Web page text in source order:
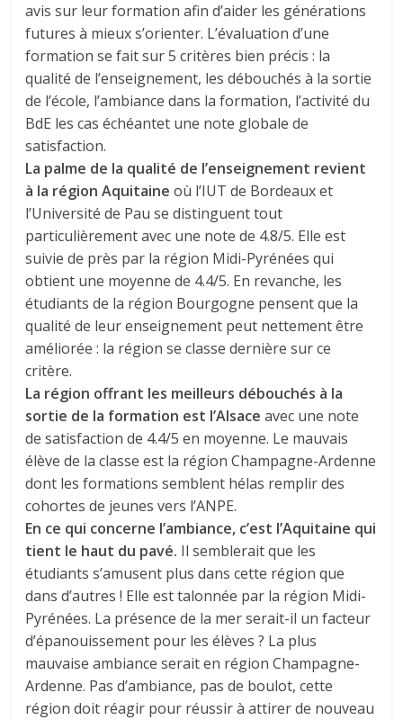
avis sur leur formation afin d’aider les générations
futures à mieux s’orienter. L’évaluation d’une
formation se fait sur 5 critères bien précis : la
qualité de l’enseignement, les débouchés à la sortie
de l’école, l’ambiance dans la formation, l’activité du
BdE les cas échéantet une note globale de
satisfaction.
La palme de la qualité de l’enseignement revient
à la région Aquitaine où l’IUT de Bordeaux et
l’Université de Pau se distinguent tout
particulièrement avec une note de 4.8/5. Elle est
suivie de près par la région Midi-Pyrénées qui
obtient une moyenne de 4.4/5. En revanche, les
étudiants de la région Bourgogne pensent que la
qualité de leur enseignement peut nettement être
améliorée : la région se classe dernière sur ce
critère.
La région offrant les meilleurs débouchés à la
sortie de la formation est l’Alsaceavec une note
de satisfaction de 4.4/5 en moyenne. Le mauvais
élève de la classe est la région Champagne-Ardenne
dont les formations semblent hélas remplir des
cohortes de jeunes vers l’ANPE.
En ce qui concerne l’ambiance, c’est l’Aquitaine qui
tient le haut du pavé. Il semblerait que les
étudiants s’amusent plus dans cette région que
dans d’autres ! Elle est talonnée par la région Midi-
Pyrénées. La présence de la mer serait-il un facteur
d’épanouissement pour les élèves ? La plus
mauvaise ambiance serait en région Champagne-
Ardenne. Pas d’ambiance, pas de boulot, cette
région doit réagir pour réussir à attirer de nouveau